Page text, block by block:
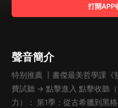
打開APP
聲音簡介
特别推薦 丨書傑最美哲學課《
費試聽 → 點擊進入 點擊收聽（
力）： 第1季：從古希臘到黑